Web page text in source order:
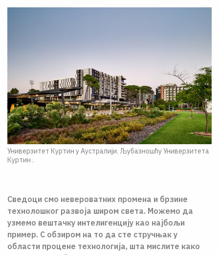
Универзитет Куртин у Аустралији. Љубазношћу Универзитета
Куртин .
Сведоци смо невероватних промена и брзине
технолошког развоја широм света. Можемо да
узмемо вештачку интелигенцију као најбољи
пример. С обзиром на то да сте стручњак у
области процене технологија, шта мислите како